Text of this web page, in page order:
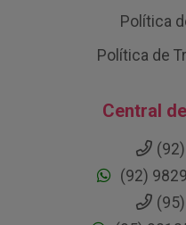
Política
Política de
Central
(92)